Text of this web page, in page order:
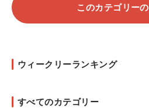
このカテゴリー
ウィークリーランキング
すべてのカテゴリー